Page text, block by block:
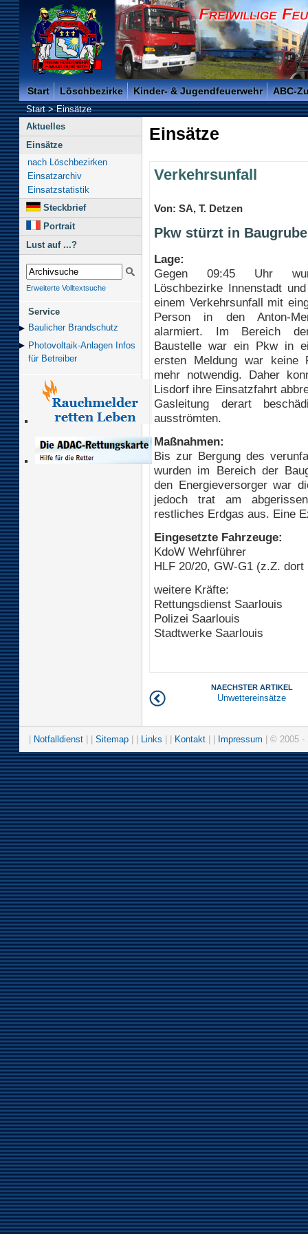
Freiwillige Feuerwehr der Kreisstadt Saarlouis -
Start Löschbezirke Kinder- & Jugendfeuerwehr ABC-
Start>Einsätze
Aktuelles
Einsätze
nach Löschbezirken
Einsatzarchiv
Einsatzstatistik
Steckbrief
Portrait
Lust auf ...?
Erweiterte Volltextsuche
Service
Baulicher Brand­schutz
Photovoltaik-Anlagen Infos
für Betreiber
Einsätze
Verkehrsunfall
Von: SA, T. Detzen
Pkw stürzt in Baugrube
Lage:
Gegen 09:45 Uhr
Löschbezirke Innenstadt
einem Verkehrsunfall mit
Person in den Anton-
alarmiert. Im Bereich
Baustelle war ein Pkw in
ersten Meldung war keine
mehr notwendig. Daher
Lisdorf ihre Einsatzfahrt
Gasleitung derart
ausströmten.
Maßnahmen:
Bis zur Bergung des
wurden im Bereich der
den Energieversorger war
jedoch trat am
restliches Erdgas aus. Eine
Eingesetzte Fahrzeuge:
KdoW Wehrführer
HLF 20/20, GW-G1 (z.Z.
weitere Kräfte:
Rettungsdienst Saarlouis
Polizei Saarlouis
Stadtwerke Saarlouis
NAECHSTER ARTIKEL
Unwettereinsätze
Notfalldienst Sitemap Links Kontakt Impressum | © 2005 -